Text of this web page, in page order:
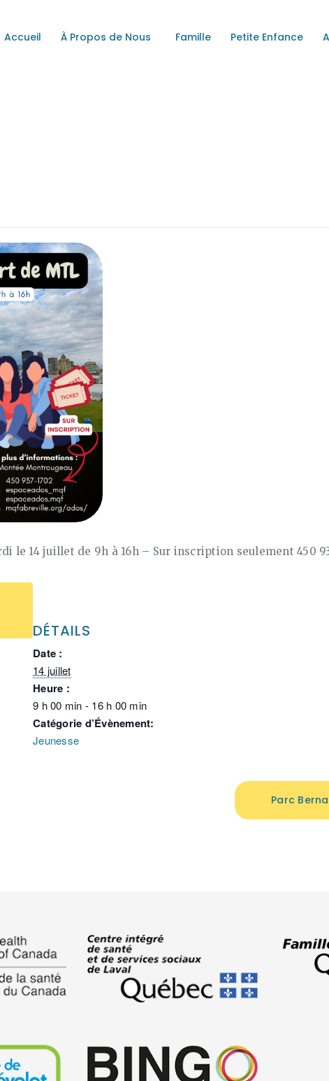
Accueil À Propos de Nous Famille Petite Enfance
CALENDRIER
CONTACTS
le 14 juillet de 9h à 16h – Sur inscription seulement 450
DÉTAILS
Date :
14 juillet
Heure :
9 h 00 min - 16 h 00 min
Catégorie d’Évènement:
Jeunesse
Parc